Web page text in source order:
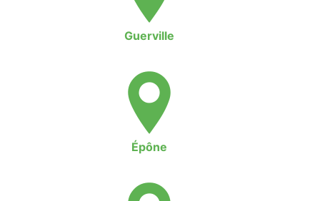
Guerville
Épône